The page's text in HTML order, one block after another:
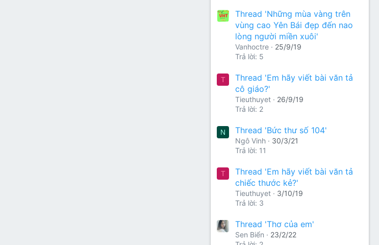
Thread 'Những mùa vàng trên
vùng cao Yên Bái đẹp đến nao
lòng người miền xuôi'
Vanhoctre
25/9/19
Trả lời: 5
T
Thread 'Em hãy viết bài văn tả
cô giáo?'
Tieuthuyet
26/9/19
Trả lời: 2
N Thread 'Bức thư số 104'
Ngô Vinh
30/3/21
Trả lời: 11
T
Thread 'Em hãy viết bài văn tả
chiếc thước kẻ?'
Tieuthuyet
3/10/19
Trả lời: 3
Thread 'Thơ của em'
Sen Biển
23/2/22